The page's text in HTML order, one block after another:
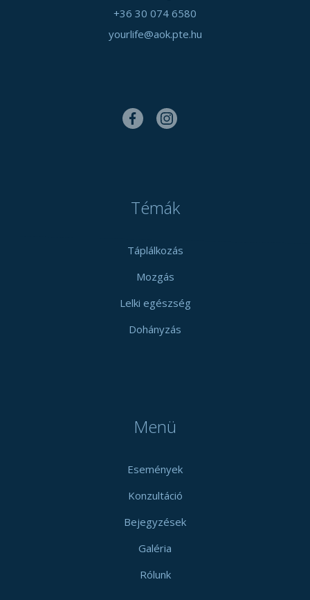
+36 30 074 6580
yourlife@aok.pte.hu
Témák
Táplálkozás
Mozgás
Lelki egészség
Dohányzás
Menü
Események
Konzultáció
Bejegyzések
Galéria
Rólunk